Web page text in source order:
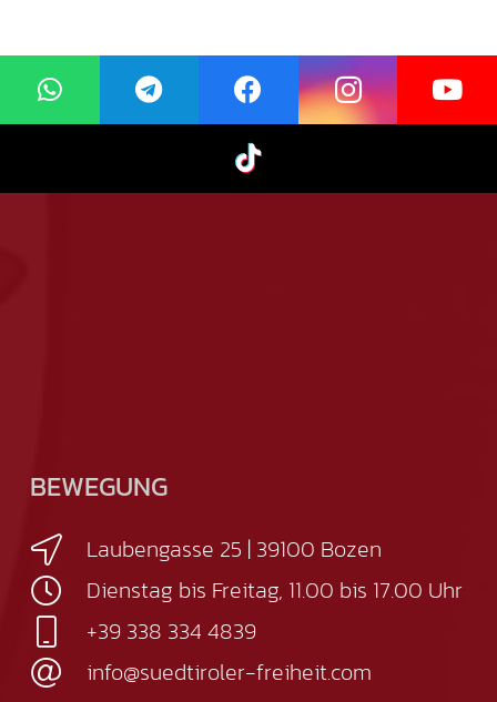
BEWEGUNG
Laubengasse 25 | 39100 Bozen
Dienstag bis Freitag, 11.00 bis 17.00 Uhr
+39 338 334 4839
info@suedtiroler-freiheit.com